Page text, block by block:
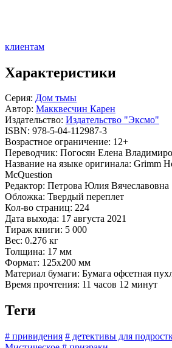
клиентам
Характеристики
Серия: Дом тьмы
Автор: Макквесчин Карен
Издательство: Издательство "Эксмо"
ISBN: 978-5-04-112987-3
Возрастное ограничение: 12+
Переводчик: Погосян Елена
Название на языке оригинала: Grimm
McQuestion
Редактор: Петрова Юлия Вячеславовна
Обложка: Твердый переплет
Кол-во страниц: 224
Дата выхода: 17 августа 2021
Тираж книги: 5 000
Вес: 0.276 кг
Толщина: 17 мм
Формат: 125x200 мм
Материал бумаги: Бумага офсетная
Время прочтения: 11 часов 12 минут
Теги
# привидения # детективы для